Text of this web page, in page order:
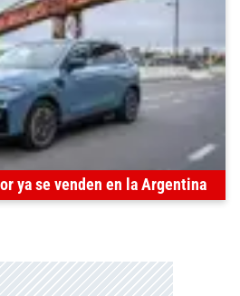
ya se venden en la Argentina